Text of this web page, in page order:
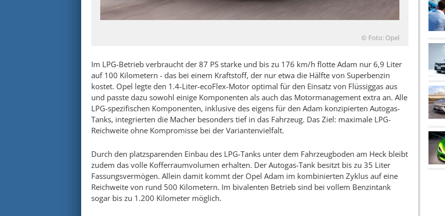
© Foto: Opel
Im LPG-Betrieb verbraucht der 87 PS starke und bis zu 176 km/h flotte Adam nur 6,9 Liter
auf 100 Kilometern - das bei einem Kraftstoff, der nur etwa die Hälfte von Superbenzin
kostet. Opel legte den 1.4-Liter-ecoFlex-Motor optimal für den Einsatz von Flüssiggas aus
und passte dazu sowohl einige Komponenten als auch das Motormanagement extra an. Alle
LPG-spezifischen Komponenten, inklusive des eigens für den Adam konzipierten Autogas-
Tanks, integrierten die Macher besonders tief in das Fahrzeug. Das Ziel: maximale LPG-
Reichweite ohne Kompromisse bei der Variantenvielfalt.
Durch den platzsparenden Einbau des LPG-Tanks unter dem Fahrzeugboden am Heck bleibt
zudem das volle Kofferraumvolumen erhalten. Der Autogas-Tank besitzt bis zu 35 Liter
Fassungsvermögen. Allein damit kommt der Opel Adam im kombinierten Zyklus auf eine
Reichweite von rund 500 Kilometern. Im bivalenten Betrieb sind bei vollem Benzintank
sogar bis zu 1.200 Kilometer möglich.